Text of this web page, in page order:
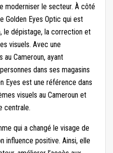
moderniser le secteur. À côté
Golden Eyes Optic qui est
le dépistage, la correction et
visuels. Avec une
au Cameroun, ayant
dans ses magasins
Eyes est une référence dans
visuels au Cameroun et
centrale.
qui a changé le visage de
influence positive. Ainsi, elle